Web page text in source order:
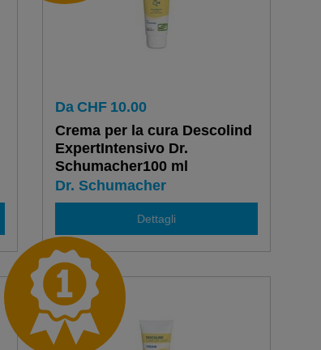
Da CHF 10.00
Crema per la cura Descolind
ExpertIntensivo Dr.
Schumacher100 ml
Dr. Schumacher
Dettagli